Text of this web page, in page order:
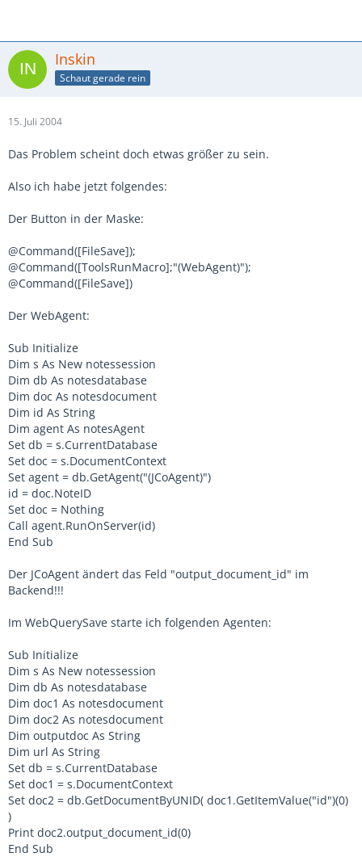
Inskin
Schaut gerade rein
15. Juli 2004
Das Problem scheint doch etwas größer zu sein.
Also ich habe jetzt folgendes:
Der Button in der Maske:
@Command([FileSave]);
@Command([ToolsRunMacro];"(WebAgent)");
@Command([FileSave])
Der WebAgent:
Sub Initialize
Dim s As New notessession
Dim db As notesdatabase
Dim doc As notesdocument
Dim id As String
Dim agent As notesAgent
Set db = s.CurrentDatabase
Set doc = s.DocumentContext
Set agent = db.GetAgent("(JCoAgent)")
id = doc.NoteID
Set doc = Nothing
Call agent.RunOnServer(id)
End Sub
Der JCoAgent ändert das Feld "output_document_id" im
Backend!!!
Im WebQuerySave starte ich folgenden Agenten:
Sub Initialize
Dim s As New notessession
Dim db As notesdatabase
Dim doc1 As notesdocument
Dim doc2 As notesdocument
Dim outputdoc As String
Dim url As String
Set db = s.CurrentDatabase
Set doc1 = s.DocumentContext
Set doc2 = db.GetDocumentByUNID( doc1.GetItemValue("id")(0)
)
Print doc2.output_document_id(0)
End Sub